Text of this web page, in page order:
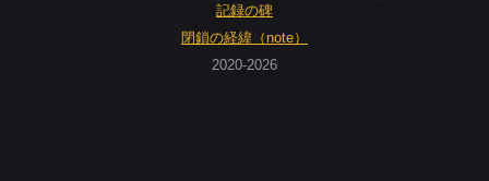
記録の碑
閉鎖の経緯（note）
2020-2026